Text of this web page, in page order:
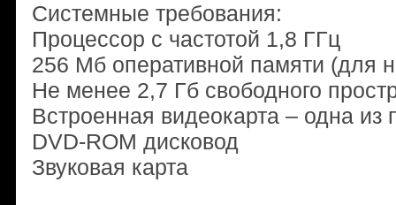
Системные требования:
Процессор с частотой 1,8 ГГц
256 Mб оперативной памяти (для
Не менее 2,7 Гб свободного
Встроенная видеокарта – одна
DVD-ROM дисковод
Звуковая карта